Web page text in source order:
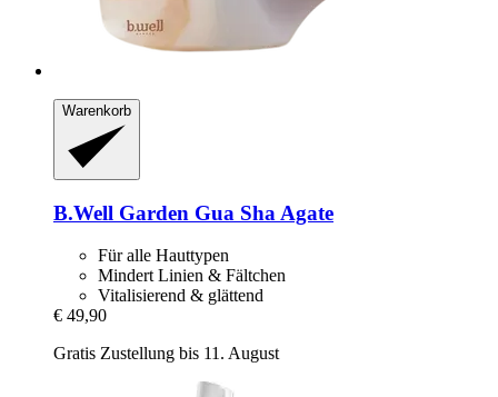
Warenkorb
B.Well Garden Gua Sha Agate
Für alle Hauttypen
Mindert Linien & Fältchen
Vitalisierend & glättend
€ 49,90
Gratis Zustellung bis 11. August